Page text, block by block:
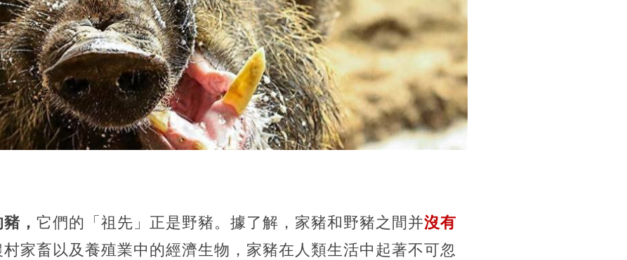
， 它們的「祖先」正是野豬。據了解，家豬和野豬之間并沒有
家畜以及養殖業中的經濟生物，家豬在人類生活中起著不可忽